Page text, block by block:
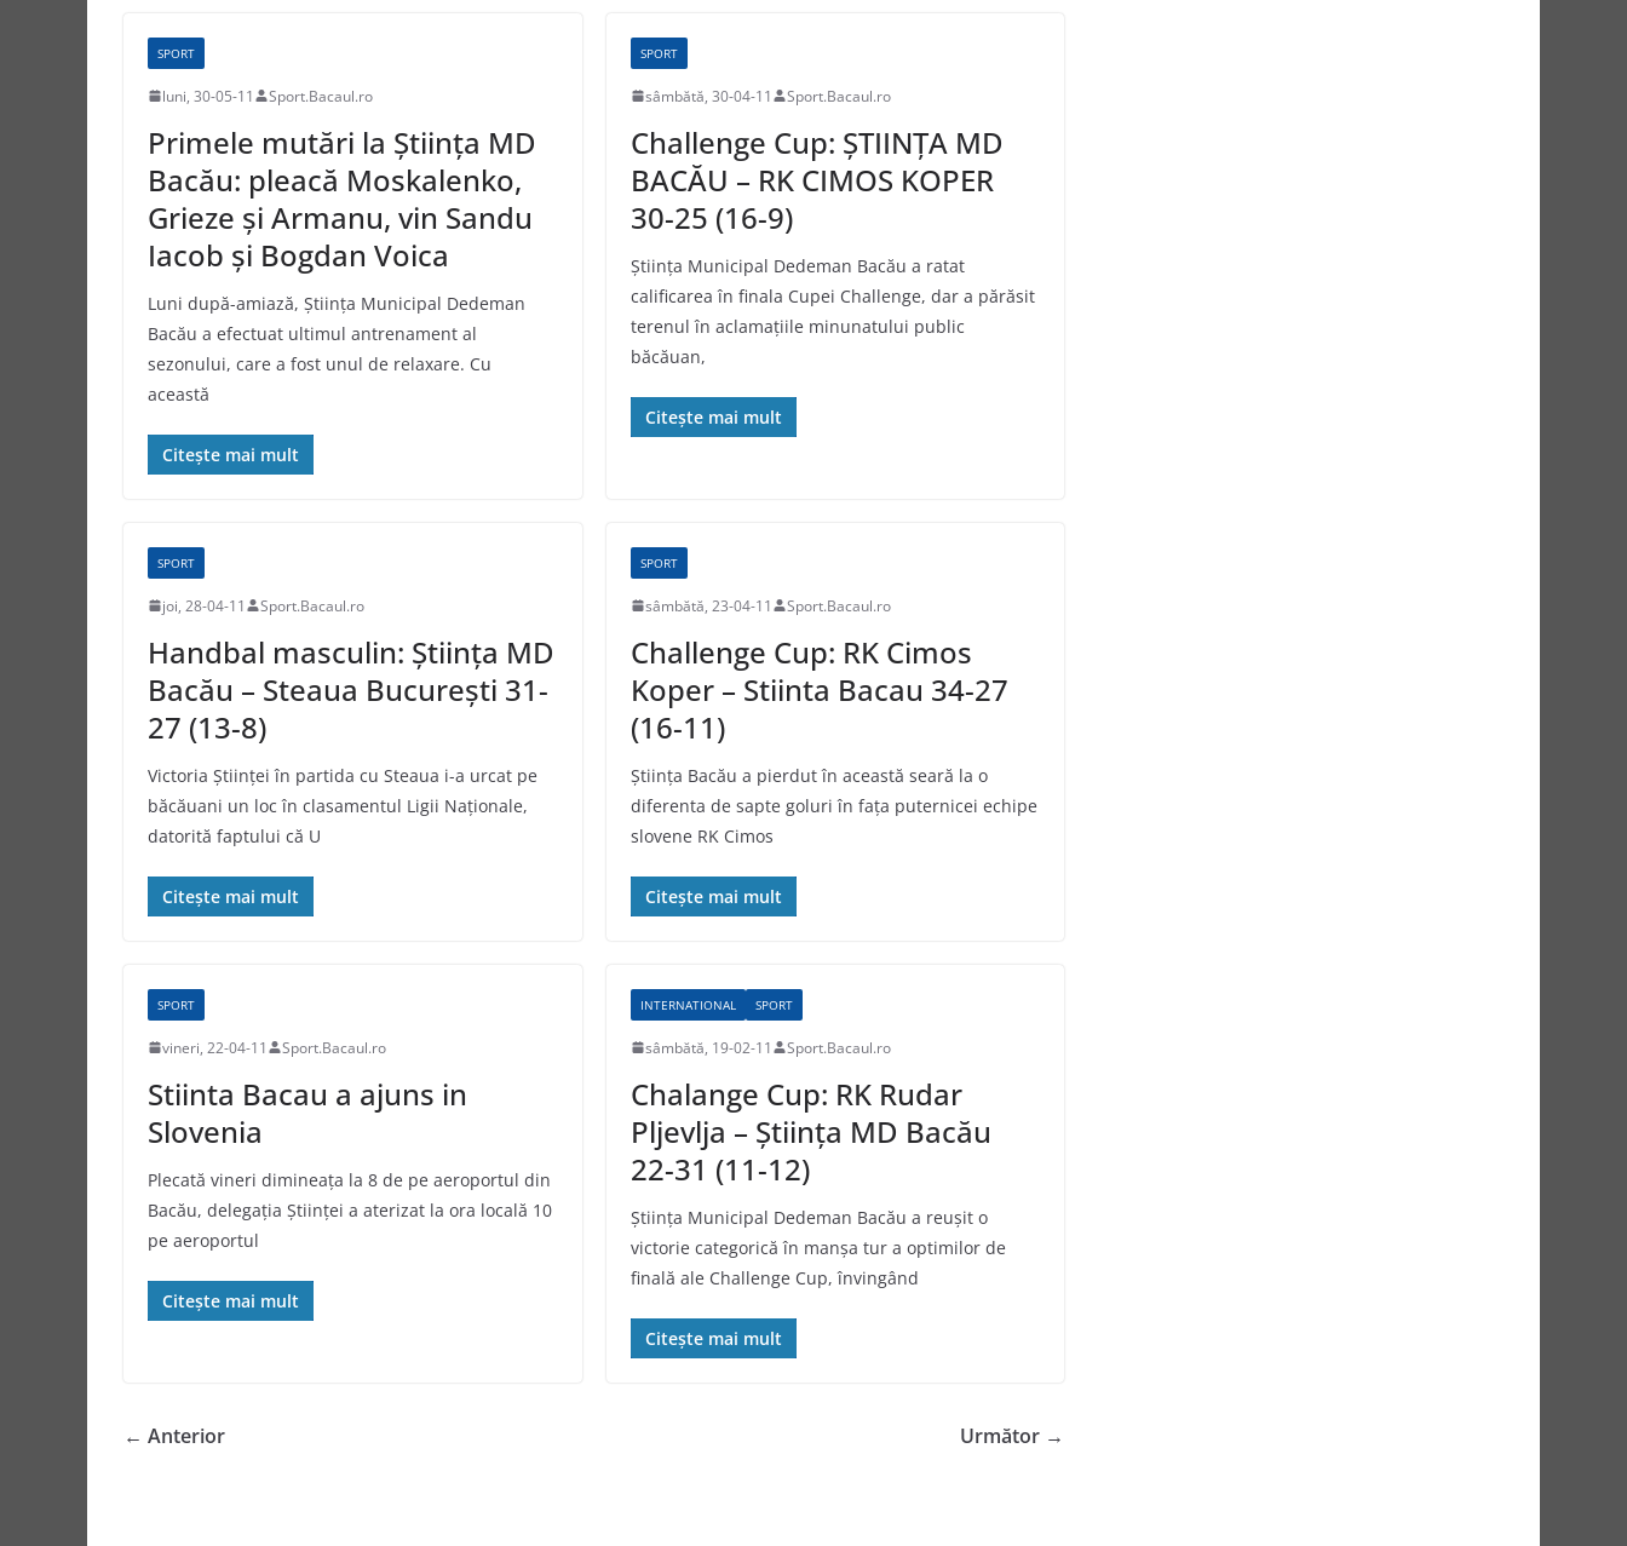
SPORT
luni, 30-05-11 Sport.Bacaul.ro
Primele mutări la Știința MD
Bacău: pleacă Moskalenko,
Grieze și Armanu, vin Sandu
Iacob și Bogdan Voica
Luni după-amiază, Știința Municipal Dedeman
Bacău a efectuat ultimul antrenament al
sezonului, care a fost unul de relaxare. Cu
această
Citește mai mult
SPORT
sâmbătă, 30-04-11 Sport.Bacaul.ro
Challenge Cup: ȘTIINȚA MD
BACĂU – RK CIMOS KOPER
30-25 (16-9)
Știința Municipal Dedeman Bacău a ratat
calificarea în finala Cupei Challenge, dar a părăsit
terenul în aclamațiile minunatului public
băcăuan,
Citește mai mult
SPORT
joi, 28-04-11 Sport.Bacaul.ro
Handbal masculin: Știința MD
Bacău – Steaua București 31-
27 (13-8)
Victoria Științei în partida cu Steaua i-a urcat pe
băcăuani un loc în clasamentul Ligii Naționale,
datorită faptului că U
Citește mai mult
SPORT
sâmbătă, 23-04-11 Sport.Bacaul.ro
Challenge Cup: RK Cimos
Koper – Stiinta Bacau 34-27
(16-11)
Ştiinţa Bacău a pierdut în această seară la o
diferenta de sapte goluri în faţa puternicei echipe
slovene RK Cimos
Citește mai mult
SPORT
vineri, 22-04-11 Sport.Bacaul.ro
Stiinta Bacau a ajuns in
Slovenia
Plecată vineri dimineața la 8 de pe aeroportul din
Bacău, delegația Științei a aterizat la ora locală 10
pe aeroportul
Citește mai mult
INTERNATIONAL SPORT
sâmbătă, 19-02-11 Sport.Bacaul.ro
Chalange Cup: RK Rudar
Pljevlja – Ştiinţa MD Bacău
22-31 (11-12)
Ştiinţa Municipal Dedeman Bacău a reuşit o
victorie categorică în manşa tur a optimilor de
finală ale Challenge Cup, învingând
Citește mai mult
← Anterior Următor →